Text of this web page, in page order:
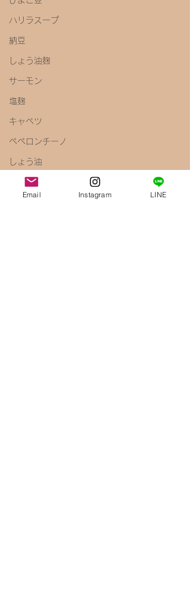
ハリラスープ
納豆
しょう油麹
サーモン
塩麹
キャベツ
ペペロンチーノ
しょう油
Email Instagram LINE